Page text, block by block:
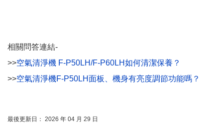
相關問答連結-
>>空氣清淨機 F-P50LH/F-P60LH如何清潔保養？
>>空氣清淨機F-P50LH面板、機身有亮度調節功能嗎？
最後更新日： 2026 年 04 月 29 日